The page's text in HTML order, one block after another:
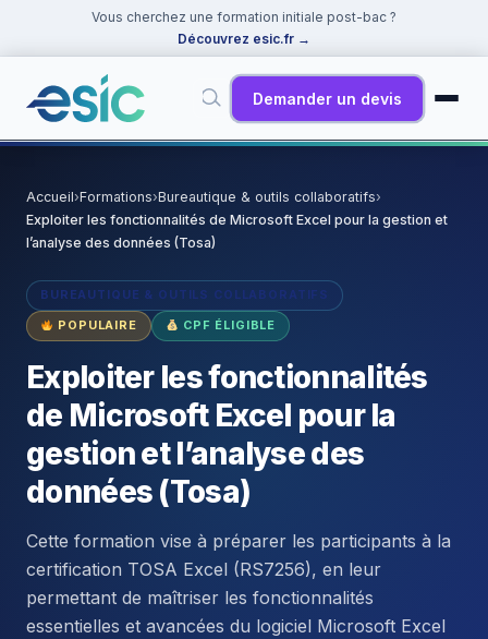
Vous cherchez une formation initiale post-bac ?
Découvrez esic.fr →
Demander un devis
Rechercher
Suggestions :Cybersécurité·
Accueil›Formations›Bureautique & outils collaboratifs›
Exploiter les fonctionnalités de Microsoft Excel pour la gestion et
l’analyse des données (Tosa)
BUREAUTIQUE & OUTILS COLLABORATIFS
POPULAIRE CPF ÉLIGIBLE
Exploiter les fonctionnalités
de Microsoft Excel pour la
gestion et l’analyse des
données (Tosa)
Cette formation vise à préparer les participants à la
certification TOSA Excel (RS7256), en leur
permettant de maîtriser les fonctionnalités
essentielles et avancées du logiciel Microsoft Excel